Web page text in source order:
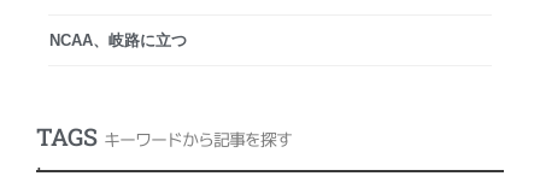
NCAA、岐路に立つ
TAGS キーワードから記事を探す
.